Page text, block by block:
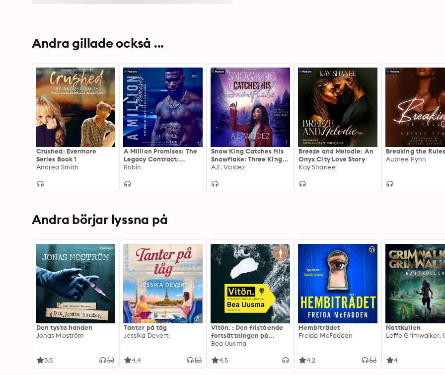
Andra gillade också ...
Crushed: Evermore
Series Book 1
Andrea Smith
A Million Promises: The
Legacy Contract:
Phantom League/The
Robin
Snow King Catches His
Snowflake: Three Kings
Billionaire Series, Book 1
A.E. Valdez
Breeze and Melodie: An
Onyx City Love Story
Kay Shanee
Breaking the Rules
Aubree Pynn
Andra börjar lyssna på
Den tysta handen
Jonas Moström
3.5
Tanter på tåg
Jessika Devert
4.4
Vitön. : Den fristående
fortsättningen på
Expeditionen
Bea Uusma
4.5
Hembiträdet
Freida McFadden
4.2
Nattkullen
4